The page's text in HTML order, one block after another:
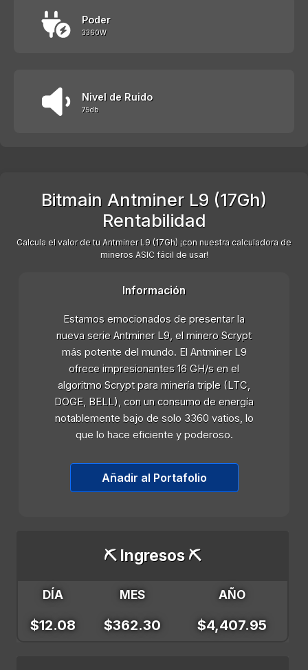
Poder
3360W
Nivel de Ruido
75db
Bitmain Antminer L9 (17Gh)
Rentabilidad
Calcula el valor de tu Antminer L9 (17Gh) ¡con nuestra calculadora de
mineros ASIC fácil de usar!
Información
Estamos emocionados de presentar la
nueva serie Antminer L9, el minero Scrypt
más potente del mundo. El Antminer L9
ofrece impresionantes 16 GH/s en el
algoritmo Scrypt para minería triple (LTC,
DOGE, BELL), con un consumo de energía
notablemente bajo de solo 3360 vatios, lo
que lo hace eficiente y poderoso.
Añadir al Portafolio
⛏️ Ingresos ⛏️
DÍA MES AÑO
$12.08 $362.30 $4,407.95